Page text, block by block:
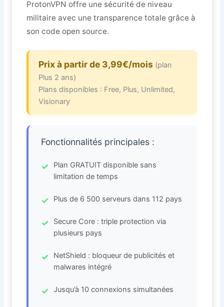
ProtonVPN offre une sécurité de niveau
militaire avec une transparence totale grâce à
son code open source.
Prix à partir de 3,99€/mois (plan
Plus 2 ans)
Plans disponibles : Free, Plus, Unlimited,
Visionary
Fonctionnalités principales :
Plan GRATUIT disponible sans
limitation de temps
Plus de 6 500 serveurs dans 112 pays
Secure Core : triple protection via
plusieurs pays
NetShield : bloqueur de publicités et
malwares intégré
Jusqu’à 10 connexions simultanées